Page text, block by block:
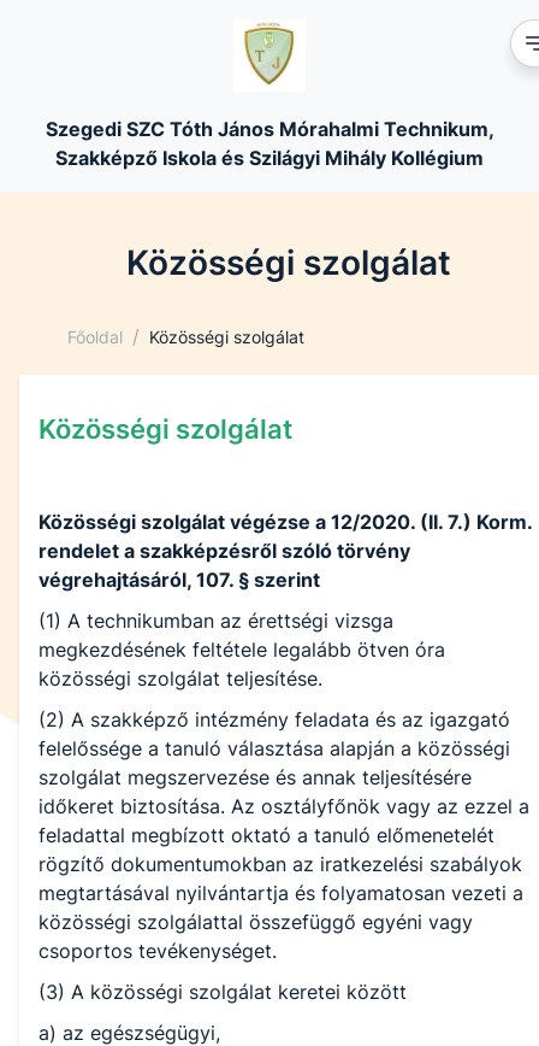
Szegedi SZC Tóth János Mórahalmi Technikum,
Szakképző Iskola és Szilágyi Mihály Kollégium
Közösségi szolgálat
Főoldal / Közösségi szolgálat
Közösségi szolgálat
Közösségi szolgálat végézse a 12/2020. (II. 7.) Korm.
rendelet a szakképzésről szóló törvény
végrehajtásáról, 107. § szerint
(1) A technikumban az érettségi vizsga
megkezdésének feltétele legalább ötven óra
közösségi szolgálat teljesítése.
(2) A szakképző intézmény feladata és az igazgató
felelőssége a tanuló választása alapján a közösségi
szolgálat megszervezése és annak teljesítésére
időkeret biztosítása. Az osztályfőnök vagy az ezzel a
feladattal megbízott oktató a tanuló előmenetelét
rögzítő dokumentumokban az iratkezelési szabályok
megtartásával nyilvántartja és folyamatosan vezeti a
közösségi szolgálattal összefüggő egyéni vagy
csoportos tevékenységet.
(3) A közösségi szolgálat keretei között
a) az egészségügyi,